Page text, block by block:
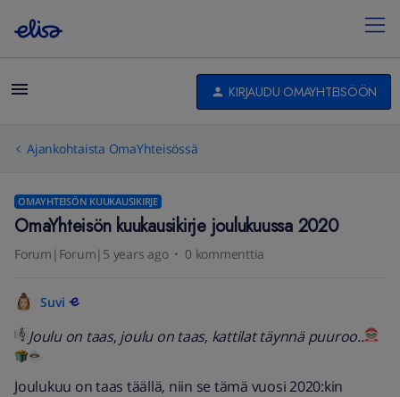
KIRJAUDU OMAYHTEISÖÖN
Ajankohtaista OmaYhteisössä
OMAYHTEISÖN KUUKAUSIKIRJE
OmaYhteisön kuukausikirje joulukuussa 2020
Forum|Forum|5 years ago 0 kommenttia
Suvi
Joulu on taas, joulu on taas, kattilat täynnä puuroo..
Joulukuu on taas täällä, niin se tämä vuosi 2020:kin